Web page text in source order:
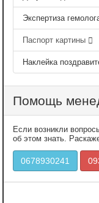
Экспертиза
Паспорт картины
Наклейка
Помощь
Если возникли
об этом знать.
0678930241